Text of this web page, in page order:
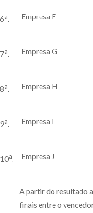
6a. Empresa F
7a. Empresa G
8a. Empresa H
9a. Empresa I
10a. Empresa J
A partir do resultado
finais entre o